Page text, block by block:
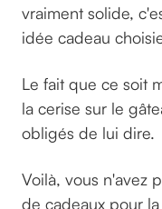
vraiment solide,
idée cadeau
Le fait que ce soit
la cerise sur le
obligés de lui dire.
Voilà, vous n'avez
de cadeaux pour